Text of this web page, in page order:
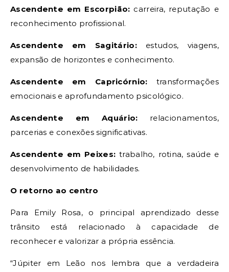
Ascendente em Escorpião: carreira, reputação e
reconhecimento profissional.
Ascendente em Sagitário:estudos, viagens,
expansão de horizontes e conhecimento.
Ascendente em Capricórnio: transformações
emocionais e aprofundamento psicológico.
Ascendente em Aquário: relacionamentos,
parcerias e conexões significativas.
Ascendente em Peixes: trabalho, rotina, saúde e
desenvolvimento de habilidades.
O retorno ao centro
Para Emily Rosa, o principal aprendizado desse
trânsito está relacionado à capacidade de
reconhecer e valorizar a própria essência.
“Júpiter em Leão nos lembra que a verdadeira